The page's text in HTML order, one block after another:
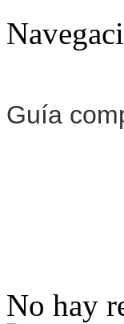
Guía
No hay